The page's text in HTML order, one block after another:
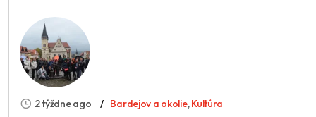
2 týždne ago Bardejov a okolie,Kultúra